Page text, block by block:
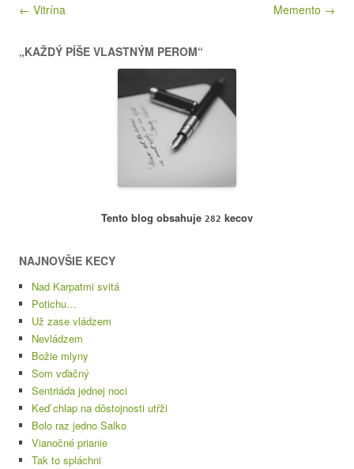
Post navigation
← Vitrína Memento →
„KAŽDÝ PÍŠE VLASTNÝM PEROM“
Tento blog obsahuje 282 kecov
NAJNOVŠIE KECY
Nad Karpatmi svitá
Potichu…
Už zase vládzem
Nevládzem
Božie mlyny
Som vďačný
Sentriáda jednej noci
Keď chlap na dôstojnosti utŕži
Bolo raz jedno Salko
Vianočné prianie
Tak to spláchni